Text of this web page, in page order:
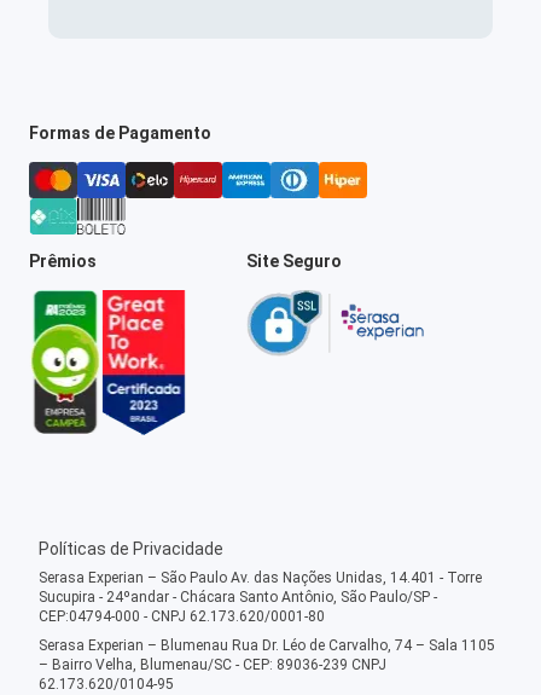
Formas de Pagamento
Prêmios Site Seguro
Políticas de Privacidade
Serasa Experian – São Paulo Av. das Nações Unidas, 14.401 - Torre
Sucupira - 24ºandar - Chácara Santo Antônio, São Paulo/SP -
CEP:04794-000 - CNPJ 62.173.620/0001-80
Serasa Experian – Blumenau Rua Dr. Léo de Carvalho, 74 – Sala 1105
– Bairro Velha, Blumenau/SC - CEP: 89036-239 CNPJ
62.173.620/0104-95